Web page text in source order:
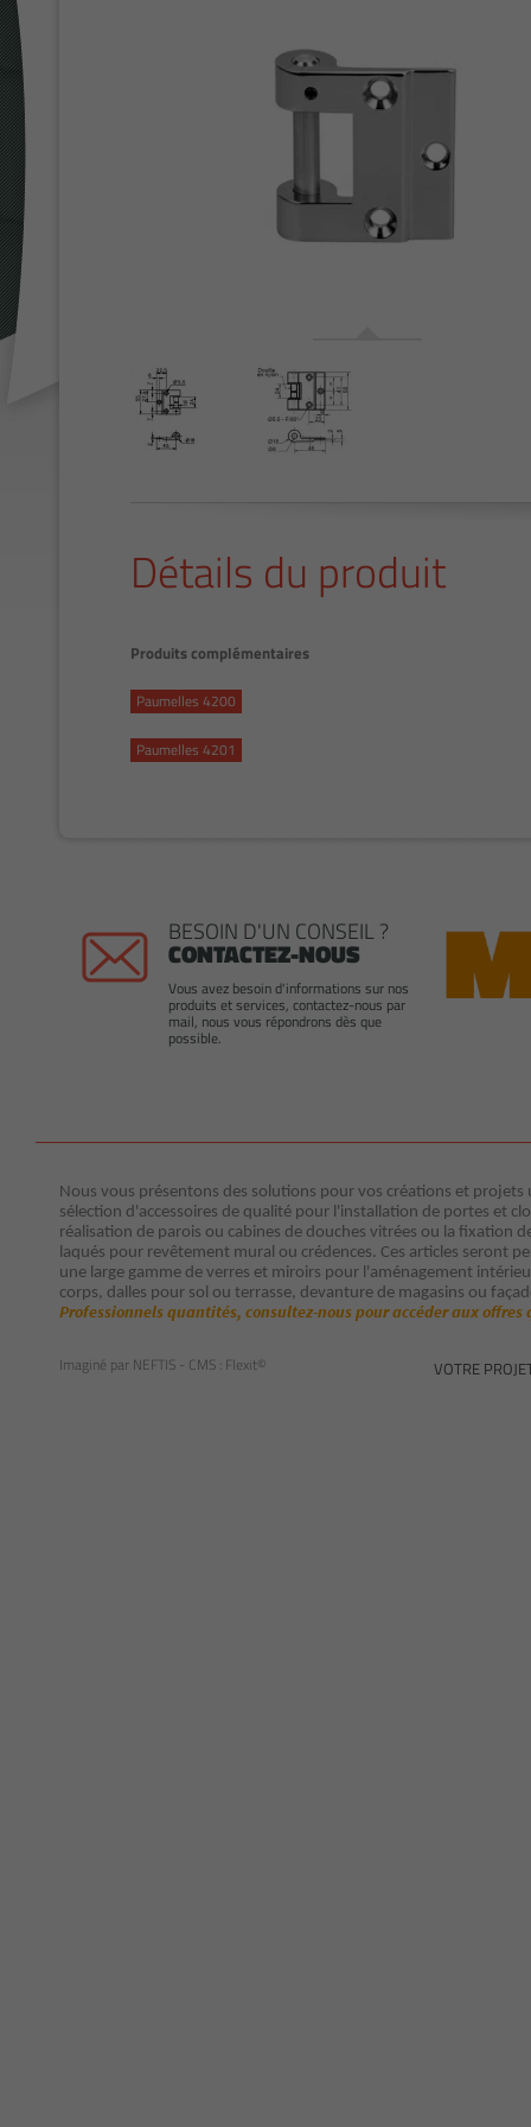
Détails du produit
Produits complémentaires
Paumelles 4200
Paumelles 4201
BESOIN D'UN CONSEIL ?
CONTACTEZ-NOUS
Vous avez besoin d'informations sur nos
produits et services, contactez-nous par
mail, nous vous répondrons dès que
possible.
Nous vous présentons des solutions pour vos créations et projets
sélection d'accessoires de qualité pour l'installation de portes et
réalisation de parois ou cabines de douches vitrées ou la fixation
laqués pour revêtement mural ou crédences. Ces articles seront
une large gamme de verres et miroirs pour l'aménagement
corps, dalles pour sol ou terrasse, devanture de magasins ou
Professionnels quantités, consultez-nous pour accéder aux offres
Imaginé par NEFTIS - CMS : Flexit© VOTRE